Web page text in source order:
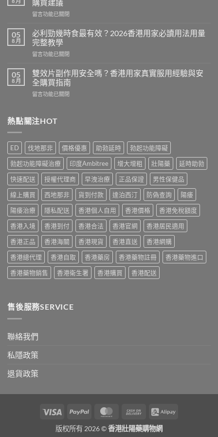
糖
效
真
相：
香
港
家
實
與
購
南〉
中
購買建議
在
印
度
威
而
評
價：
香
港
真
用
心
得
與
購
買
建
議〉
中
留言功能已關閉
05
8 月
必利勁幾時食最有效？2026香港用家必讀用法用量
完整教學
在
利
勁
幾
時
有
香
港
用
家
必
讀
用
法
用
量
完
整
教
學〉
中
留言功能已關閉
05
8 月
雙效片副作用安全嗎？香港用家真實服用經驗與安
全購買指南
在
片
副
用
安
全
嗎？
香
港
用
家
真
實
服
用
經
驗
與
安
全
南〉
留言功能已關閉
熱點關注HOT
ED 伐地那非 價格優惠 助勃延時
勃起功能障礙
勃起功能障礙治療
印度Ambitree 增大增粗 壯陽藥
延時助勃
快速配送
授權代理商 早洩治療 正品保證
男性保健品
線上購買
西地那非 貨到付款 達泊西汀 防偽查詢
陽痿
陽痿治療
隱私配送 香港個人自用 香港價格
香港免稅額度
香港入境
香港到付 香港合法 香港官網
香港居民適用
香港正品
香港海關 香港現貨 香港直送
香港網購
香港總代理
香港自取 香港藥房 香港藥物註冊
香港藥物進口
香港藥物銷售
香港衛生署 香港購買 香港配送
售後服務SERVICE
聯絡我們
私隱政策
退貨政策
Visa PayPal MasterCardCash
Delivery
Alipay
版权所有 2026 ©香港壯陽藥購物網